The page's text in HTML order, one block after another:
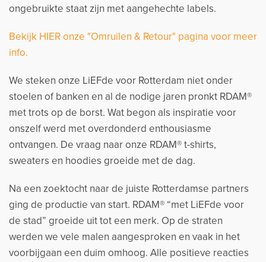
ongebruikte staat zijn met aangehechte labels.
Bekijk HIER onze "Omruilen & Retour" pagina voor meer
info.
We steken onze LiEFde voor Rotterdam niet onder
stoelen of banken en al de nodige jaren pronkt RDAM®
met trots op de borst. Wat begon als inspiratie voor
onszelf werd met overdonderd enthousiasme
ontvangen. De vraag naar onze RDAM® t-shirts,
sweaters en hoodies groeide met de dag.
Na een zoektocht naar de juiste Rotterdamse partners
ging de productie van start. RDAM® “met LiEFde voor
de stad” groeide uit tot een merk. Op de straten
werden we vele malen aangesproken en vaak in het
voorbijgaan een duim omhoog. Alle positieve reacties